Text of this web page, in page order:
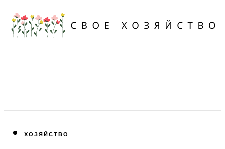
ХОЗЯЙСТВО